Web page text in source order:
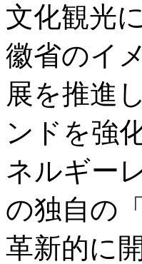
文化観光
徽省のイ
展を推進
ンドを強
ネルギー
の独自の
革新的に